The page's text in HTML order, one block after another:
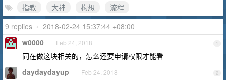
指教
大神 构想
流程
9 replies • 2018-02-24 15:37:44 +08:00
1
w0000 Feb 24, 2018
同在做这块相关的，怎么还要申请权限才能看
2
daydaydayup Feb 24, 2018